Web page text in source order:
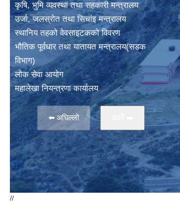
कृषि, भुमि व्यवस्था तथा सहकारी मन्त्रालय
उर्जा, जलस्राेत तथा सिचांइ मन्त्रालय
स्थानिय तहकाे वेवसाइटककाे विवरण
भाैतिक पूर्वधार तथा यातायत मन्त्रालय(सडक
विभाग)
लाेक सेवा आयोग
महालेखा नियन्त्रणा कार्यालय
⬅️ अघिल्लो
//